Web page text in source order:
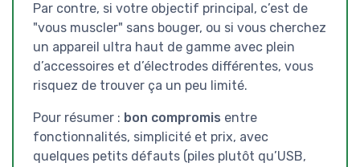
Par contre, si votre objectif principal, c’est de
"vous muscler" sans bouger, ou si vous cherchez
un appareil ultra haut de gamme avec plein
d’accessoires et d’électrodes différentes, vous
risquez de trouver ça un peu limité.
Pour résumer : bon compromis entre
fonctionnalités, simplicité et prix, avec
quelques petits défauts (piles plutôt qu’USB,